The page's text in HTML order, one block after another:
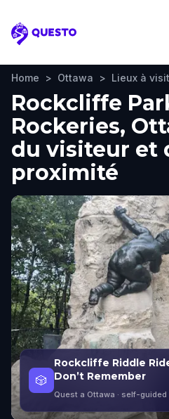
Questo
Home > Ottawa > Lieux à
Rockcliffe
Rockeries,
du visiteur et
proximité
🎲
Rockcliffe Riddle
Don’t Remember
Quest a Ottawa · self-guided